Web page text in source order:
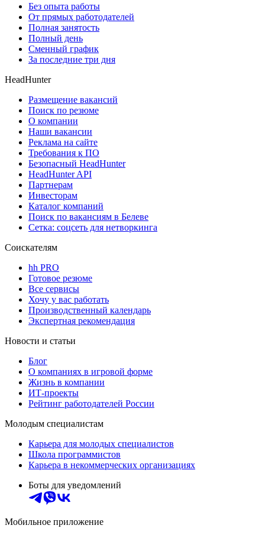
Без опыта работы
От прямых работодателей
Полная занятость
Полный день
Сменный график
За последние три дня
HeadHunter
Размещение вакансий
Поиск по резюме
О компании
Наши вакансии
Реклама на сайте
Требования к ПО
Безопасный HeadHunter
HeadHunter API
Партнерам
Инвесторам
Каталог компаний
Поиск по вакансиям в Белеве
Сетка: соцсеть для нетворкинга
Соискателям
hh PRO
Готовое резюме
Все сервисы
Хочу у вас работать
Производственный календарь
Экспертная рекомендация
Новости и статьи
Блог
О компаниях в игровой форме
Жизнь в компании
ИТ-проекты
Рейтинг работодателей России
Молодым специалистам
Карьера для молодых специалистов
Школа программистов
Карьера в некоммерческих организациях
Боты для уведомлений
Мобильное приложение